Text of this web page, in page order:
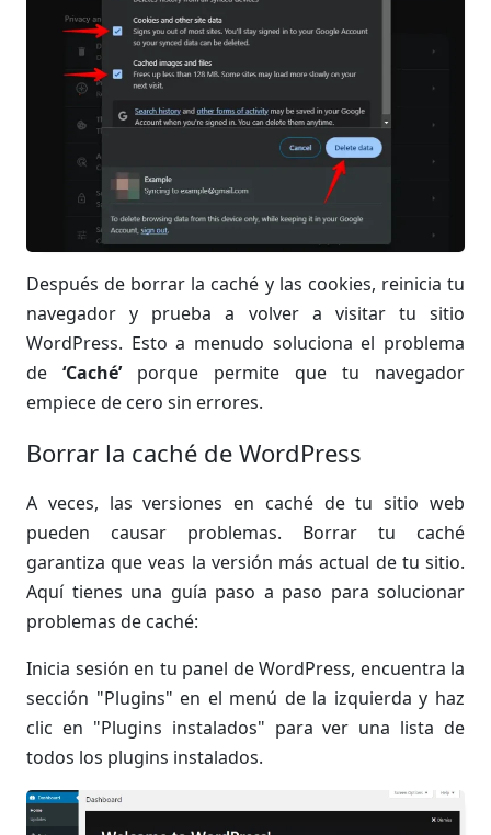
Después de borrar la caché y las cookies, reinicia tu
navegador y prueba a volver a visitar tu sitio
WordPress. Esto a menudo soluciona el problema
de ‘Caché’porque permite que tu navegador
empiece de cero sin errores.
Borrar la caché de WordPress
A veces, las versiones en caché de tu sitio web
pueden causar problemas. Borrar tu caché
garantiza que veas la versión más actual de tu sitio.
Aquí tienes una guía paso a paso para solucionar
problemas de caché:
Inicia sesión en tu panel de WordPress, encuentra la
sección "Plugins" en el menú de la izquierda y haz
clic en "Plugins instalados" para ver una lista de
todos los plugins instalados.